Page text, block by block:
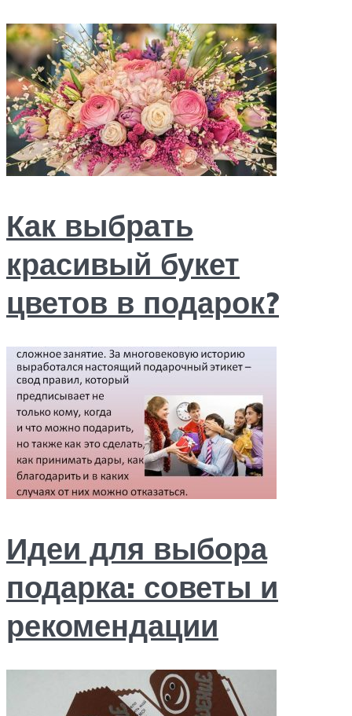
Как выбрать
красивый букет
цветов в подарок?
Идеи для выбора
подарка: советы и
рекомендации